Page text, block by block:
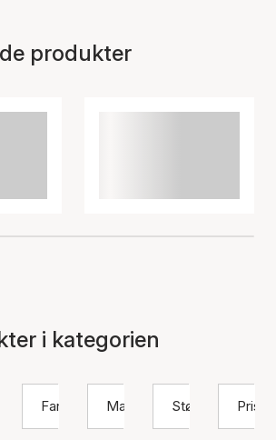
produkter
i kategorien
Farve Materiale Størrelse Pris